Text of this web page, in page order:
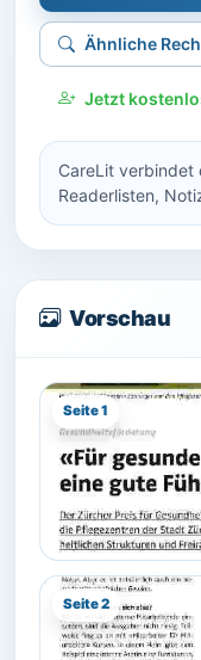
Ähnliche
Jetzt
CareLit verbindet
Readerlisten,
Vorschau
Seite 1
Seite 2